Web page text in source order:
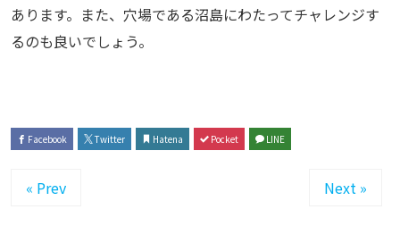
あります。また、穴場である沼島にわたってチャレンジす
るのも良いでしょう。
Facebook Twitter Hatena Pocket LINE
« Prev Next »